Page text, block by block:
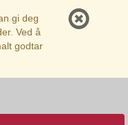
gi deg
Ved å
godtar